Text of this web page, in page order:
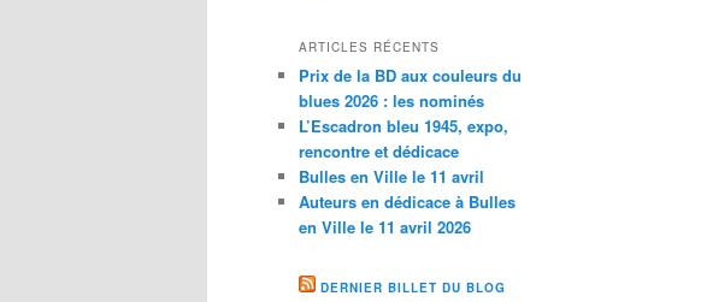
ARTICLES RÉCENTS
Prix de la BD aux couleurs du
blues 2026 : les nominés
L’Escadron bleu 1945, expo,
rencontre et dédicace
Bulles en Ville le 11 avril
Auteurs en dédicace à Bulles
en Ville le 11 avril 2026
DERNIER BILLET DU BLOG